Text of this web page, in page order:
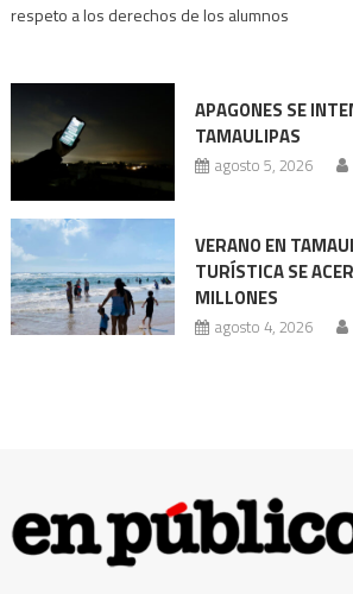
respeto a los derechos de los alumnos
APAGONES SE
TAMAULIPAS
agosto 5, 2026
VERANO EN
TURÍSTICA SE
MILLONES
agosto 4, 2026